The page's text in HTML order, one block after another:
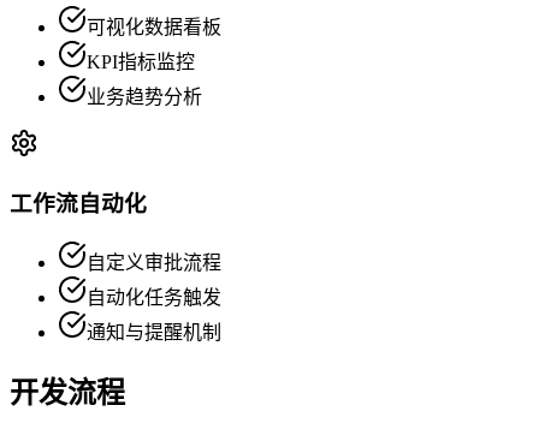
可视化数据看板
KPI指标监控
业务趋势分析
工作流自动化
自定义审批流程
自动化任务触发
通知与提醒机制
开发流程